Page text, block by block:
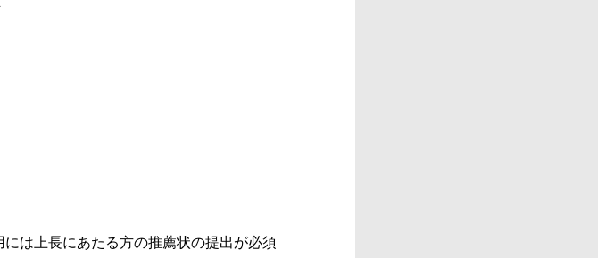
は上長にあたる方の推薦状の提出が必須